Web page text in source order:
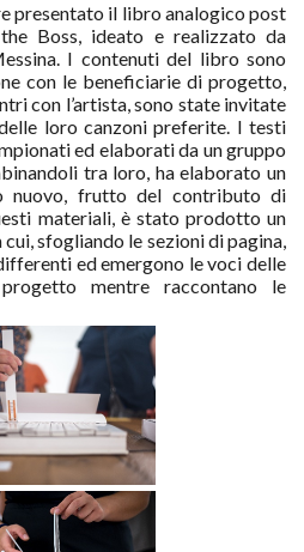
presentato il libro analogico post
Boss, ideato e realizzato da
I contenuti del libro sono
con le beneficiarie di progetto,
con l’artista, sono state invitate
loro canzoni preferite. I testi
ed elaborati da un gruppo
tra loro, ha elaborato un
nuovo, frutto del contributo di
materiali, è stato prodotto un
sfogliando le sezioni di pagina,
ed emergono le voci delle
mentre raccontano le